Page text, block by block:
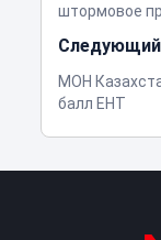
штормовое
МОН
балл ЕНТ